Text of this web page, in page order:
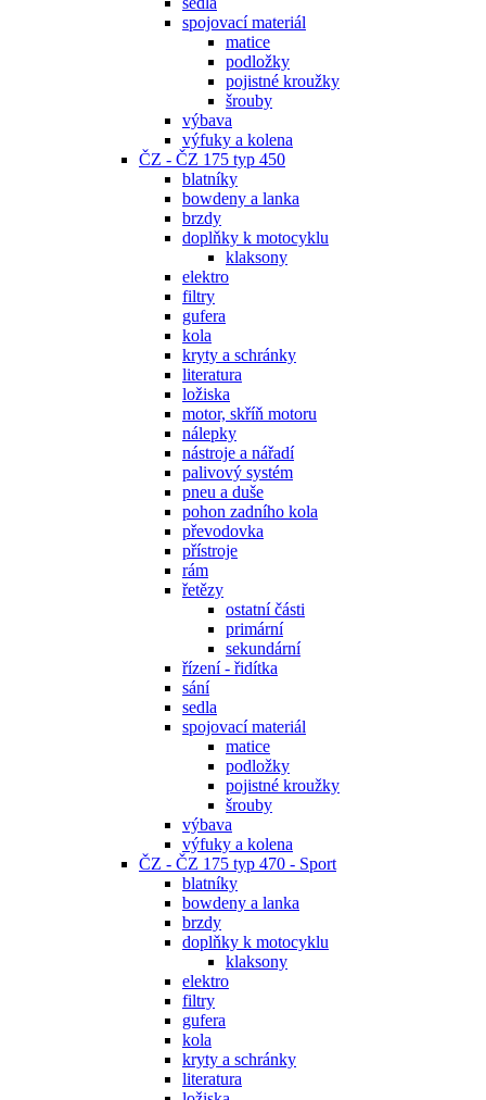
spojovací materiál
matice
podložky
pojistné kroužky
šrouby
výbava
výfuky a kolena
ČZ - ČZ 175 typ 450
blatníky
bowdeny a lanka
brzdy
doplňky k motocyklu
klaksony
elektro
filtry
gufera
kola
kryty a schránky
literatura
ložiska
motor, skříň motoru
nálepky
nástroje a nářadí
palivový systém
pneu a duše
pohon zadního kola
převodovka
přístroje
rám
řetězy
ostatní části
primární
sekundární
řízení - řidítka
sání
sedla
spojovací materiál
matice
podložky
pojistné kroužky
šrouby
výbava
výfuky a kolena
ČZ - ČZ 175 typ 470 - Sport
blatníky
bowdeny a lanka
brzdy
doplňky k motocyklu
klaksony
elektro
filtry
gufera
kola
kryty a schránky
literatura